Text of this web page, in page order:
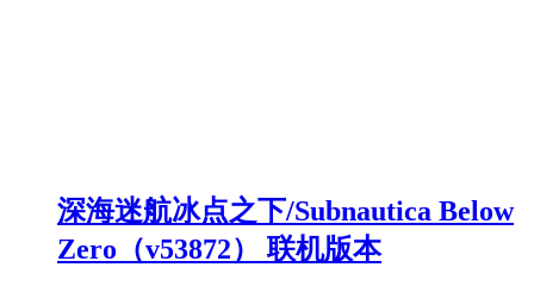
深海迷航冰点之下/Subnautica Below
Zero（v53872） 联机版本